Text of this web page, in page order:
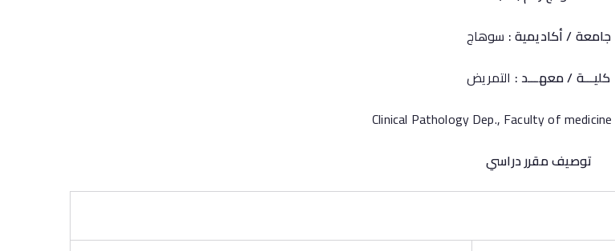
جامعة / أكاديمية: سوهاج
كليـــة / معهـــد : التمريض
توصيف مقرر دراسي